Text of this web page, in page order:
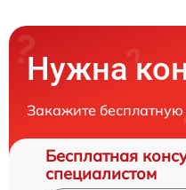
Нужна
Закажите
Бесплатная
специалистом